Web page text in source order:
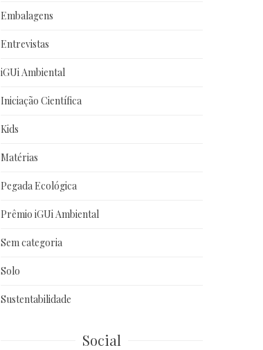
Embalagens
Entrevistas
iGUi Ambiental
Iniciação Científica
Kids
Matérias
Pegada Ecológica
Prêmio iGUi Ambiental
Sem categoria
Solo
Sustentabilidade
Social